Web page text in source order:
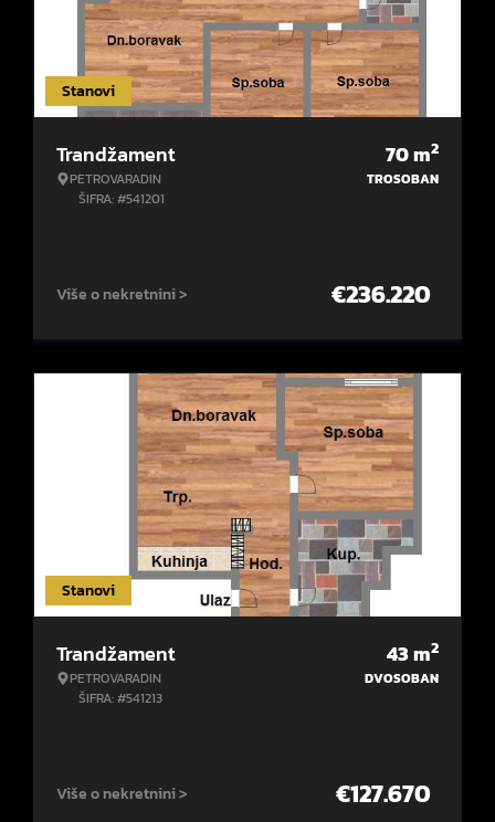
Stanovi
Trandžament
PETROVARADIN
ŠIFRA: #541201
70m2
TROSOBAN
Više o nekretnini > €236.220
Stanovi
Trandžament
PETROVARADIN
ŠIFRA: #541213
43m2
DVOSOBAN
Više o nekretnini > €127.670